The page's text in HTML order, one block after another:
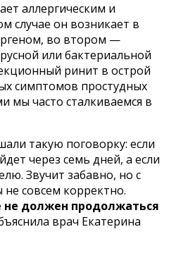
аллергическим и
случае он возникает в
во втором —
или бактериальной
ринит в острой
симптомов простудных
мы часто сталкиваемся в
такую поговорку: если
через семь дней, а если
Звучит забавно, но с
совсем корректно.
должен продолжаться
врач Екатерина